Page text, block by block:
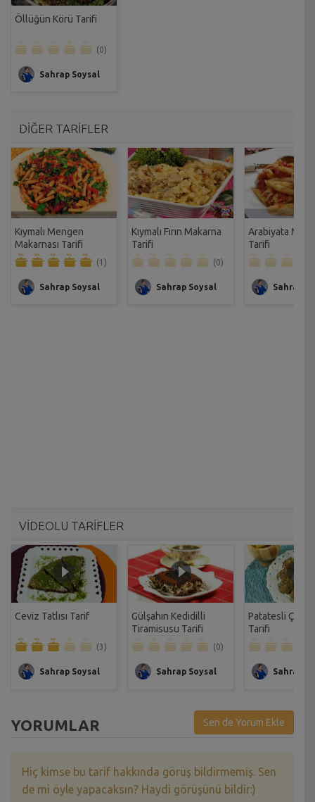
Öllüğün Körü Tarifi
(0)
Sahrap Soysal
DİĞER TARİFLER
Kıymalı Mengen
Makarnası Tarifi
(1)
Sahrap Soysal
Kıymalı Fırın Makarna
Tarifi
(0)
Sahrap Soysal
Arabiyata
Tarifi
Sahrap
VİDEOLU TARİFLER
Ceviz Tatlısı Tarif
(3)
Sahrap Soysal
Gülşahın Kedidilli
Tiramisusu Tarifi
(0)
Sahrap Soysal
Patatesli Çıtır
Tarifi
Sahrap
YORUMLAR Sen de Yorum Ekle
Hiç kimse bu tarif hakkında görüş bildirmemiş. Sen
de mi öyle yapacaksın? Haydi görüşünü bildir:)